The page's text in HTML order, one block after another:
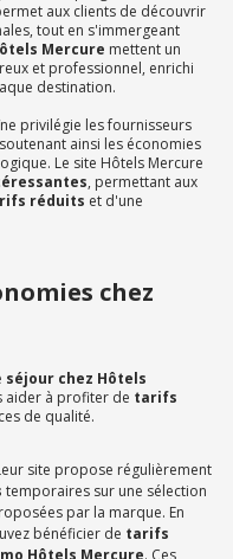
aux clients de découvrir
tout en s'immergeant
Mercure mettent un
et professionnel, enrichi
destination.
privilégie les fournisseurs
ainsi les économies
Le site Hôtels Mercure
, permettant aux
réduits et d'une
chez
séjour chez Hôtels
aider à profiter de tarifs
de qualité.
site propose régulièrement
temporaires sur une sélection
par la marque. En
bénéficier de tarifs